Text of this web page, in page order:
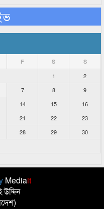
F S S
1
2
7 8
9
14 15
16
21 22
23
28 29
30
Mediait
উদ্দিন